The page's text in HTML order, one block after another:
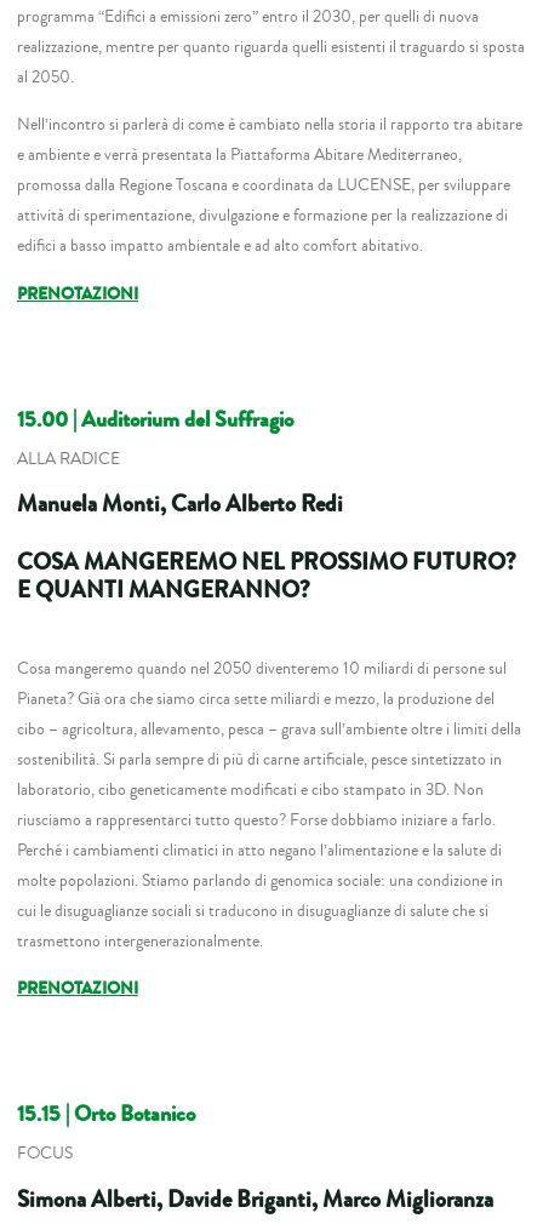
programma “Edifici a emissioni zero” entro il 2030, per quelli di nuova
realizzazione, mentre per quanto riguarda quelli esistenti il traguardo si sposta
al 2050.
Nell’incontro si parlerà di come è cambiato nella storia il rapporto tra abitare
e ambiente e verrà presentata la Piattaforma Abitare Mediterraneo,
promossa dalla Regione Toscana e coordinata da LUCENSE, per sviluppare
attività di sperimentazione, divulgazione e formazione per la realizzazione di
edifici a basso impatto ambientale e ad alto comfort abitativo.
PRENOTAZIONI
15.00| Auditorium del Suffragio
ALLA RADICE
Manuela Monti, Carlo Alberto Redi
COSA MANGEREMO NEL PROSSIMO FUTURO?
E QUANTI MANGERANNO?
Cosa mangeremo quando nel 2050 diventeremo 10 miliardi di persone sul
Pianeta? Già ora che siamo circa sette miliardi e mezzo, la produzione del
cibo – agricoltura, allevamento, pesca – grava sull’ambiente oltre i limiti della
sostenibilità. Si parla sempre di più di carne artificiale, pesce sintetizzato in
laboratorio, cibo geneticamente modificati e cibo stampato in 3D. Non
riusciamo a rappresentarci tutto questo? Forse dobbiamo iniziare a farlo.
Perché i cambiamenti climatici in atto negano l’alimentazione e la salute di
molte popolazioni. Stiamo parlando di genomica sociale: una condizione in
cui le disuguaglianze sociali si traducono in disuguaglianze di salute che si
trasmettono intergenerazionalmente.
PRENOTAZIONI
15.15| Orto Botanico
FOCUS
Simona Alberti, Davide Briganti, Marco Miglioranza